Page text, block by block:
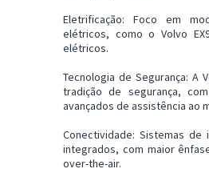
Eletrificação: Foco em
elétricos, como o Volvo
elétricos.
Tecnologia de Segurança: A
tradição de segurança,
avançados de assistência ao
Conectividade: Sistemas de
integrados, com maior
over-the-air.